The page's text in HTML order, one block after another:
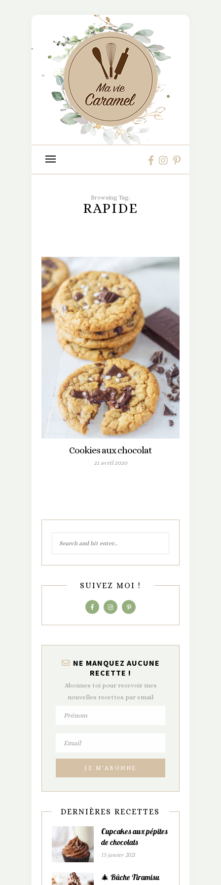
Browsing Tag:
RAPIDE
Cookies aux chocolat
21 avril 2020
SUIVEZ MOI !
NE MANQUEZ AUCUNE
RECETTE !
Abonnes toi pour recevoir mes
nouvelles recettes par email
DERNIÈRES RECETTES
Cupcakes aux pépites
de chocolats
15 janvier 2021
🎄 Bûche Tiramisu